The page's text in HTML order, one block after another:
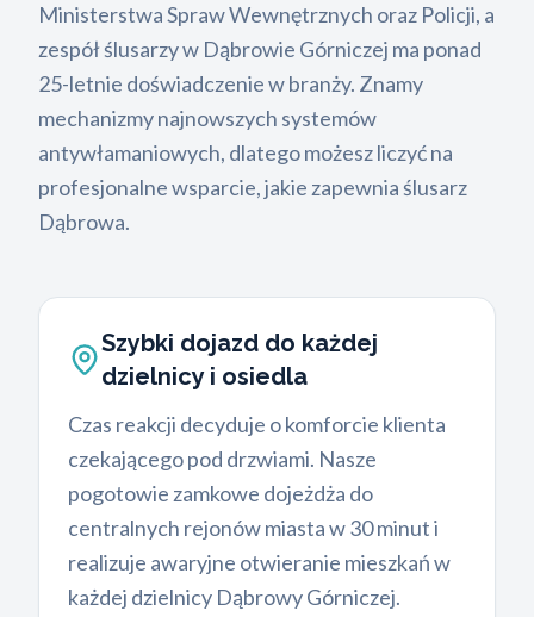
Ministerstwa Spraw Wewnętrznych oraz Policji, a
zespół ślusarzy w Dąbrowie Górniczej ma ponad
25-letnie doświadczenie w branży. Znamy
mechanizmy najnowszych systemów
antywłamaniowych, dlatego możesz liczyć na
profesjonalne wsparcie, jakie zapewnia ślusarz
Dąbrowa.
Szybki dojazd do każdej
dzielnicy i osiedla
Czas reakcji decyduje o komforcie klienta
czekającego pod drzwiami. Nasze
pogotowie zamkowe dojeżdża do
centralnych rejonów miasta w 30 minut i
realizuje awaryjne otwieranie mieszkań w
każdej dzielnicy Dąbrowy Górniczej.